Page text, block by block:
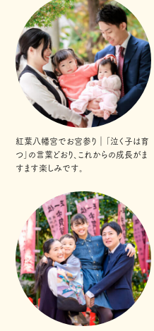
紅葉八幡宮でお宮参り｜「泣く子は育
つ」の言葉どおり、これからの成長がま
すます楽しみです。